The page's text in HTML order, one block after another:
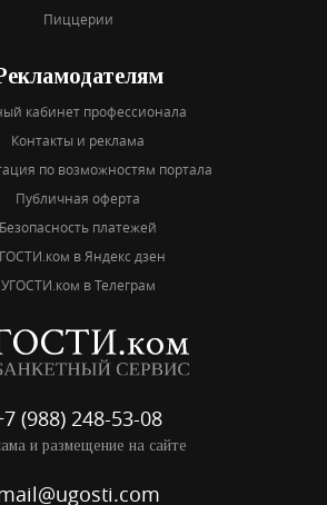
Пиццерии
кабинет профессионала
Контакты и реклама
по возможностям портала
Публичная оферта
Безопасность платежей
в Яндекс дзен
УГОСТИ.ком в Телеграм
(988) 248-53-08
и размещение на сайте